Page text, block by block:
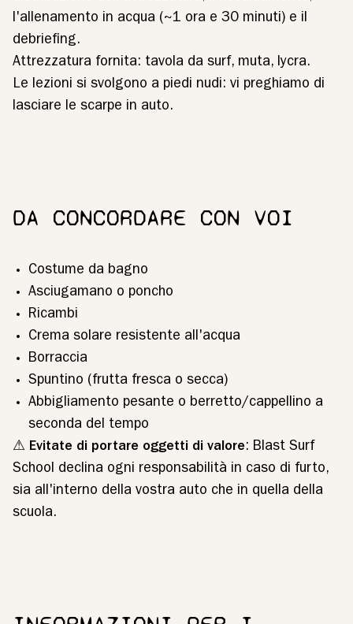
l'allenamento in acqua (~1 ora e 30 minuti) e il
debriefing.
Attrezzatura fornita: tavola da surf, muta, lycra.
Le lezioni si svolgono a piedi nudi: vi preghiamo di
lasciare le scarpe in auto.
DA CONCORDARE CON VOI
Costume da bagno
Asciugamano o poncho
Ricambi
Crema solare resistente all'acqua
Borraccia
Spuntino (frutta fresca o secca)
Abbigliamento pesante o berretto/cappellino a
seconda del tempo
⚠ Evitate di portare oggetti di valore: Blast Surf
School declina ogni responsabilità in caso di furto,
sia all'interno della vostra auto che in quella della
scuola.